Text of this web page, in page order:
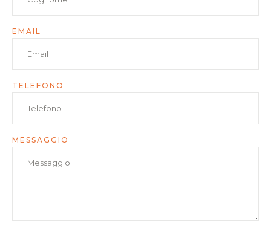
EMAIL
TELEFONO
MESSAGGIO